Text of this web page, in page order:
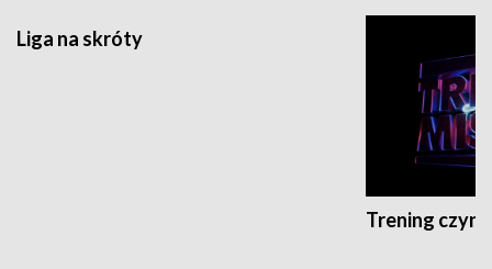
Liga na skróty
Trening czyni